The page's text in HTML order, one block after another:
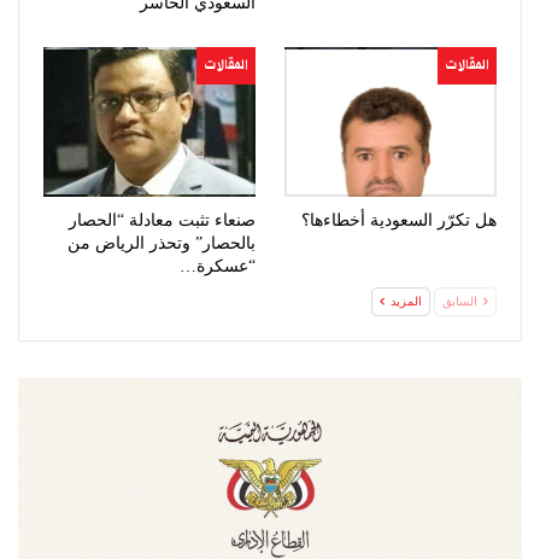
المقالات
هل تكرّر السعودية أخطاءها؟
المقالات
صنعاء تثبت معادلة “الحصار
بالحصار” وتحذر الرياض من
“عسكرة…
السابق المزيد